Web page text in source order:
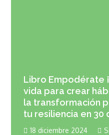
Libro Empodérate
vida para crear
la transformación
tu resiliencia en 30
18 diciembre 2024